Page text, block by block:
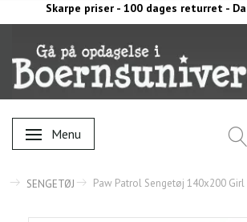
Skarpe priser - 100 dages returret -
Skifte navigation
Menu
SENGETØJ Paw Patrol Sengetøj 140x200 Girl